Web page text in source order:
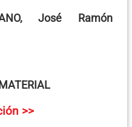
José Ramón
>>